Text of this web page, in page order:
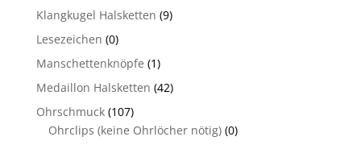
Klangkugel Halsketten (9)
Lesezeichen (0)
Manschettenknöpfe (1)
Medaillon Halsketten (42)
Ohrschmuck (107)
Ohrclips (keine Ohrlöcher nötig) (0)